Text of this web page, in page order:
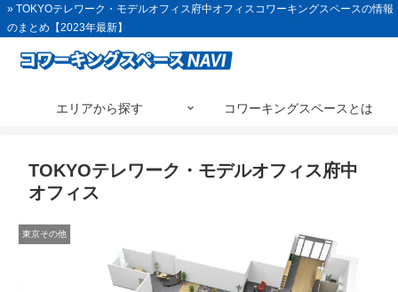
» TOKYOテレワーク・モデルオフィス府中オフィスコワーキングスペースの情報
のまとめ【2023年最新】
エリアから探す コワーキングスペースとは
TOKYOテレワーク・モデルオフィス府中
オフィス
東京その他